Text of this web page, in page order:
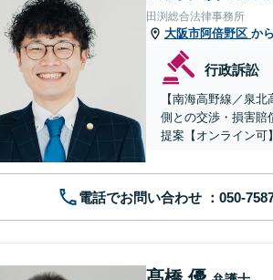
田渕総合法律事務所
大阪市阿倍野区 か
行政訴訟
【南海高野線／泉
側との交渉・損害賠
提案【オンライン可】
電話でお問い合わせ